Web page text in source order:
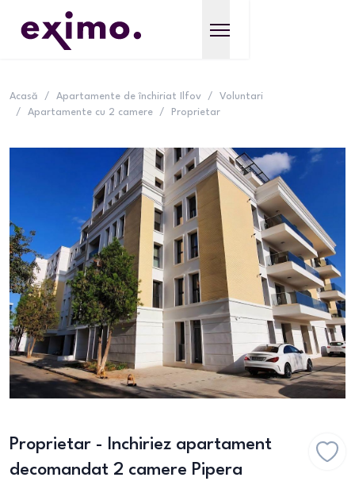
Acasă / Apartamente de închiriat Ilfov /
Voluntari
/
Apartamente cu 2 camere / Proprietar
Proprietar - Inchiriez apartament
decomandat 2 camere Pipera